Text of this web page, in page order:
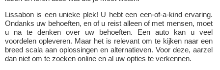
Lissabon is een unieke plek! U hebt een een-of-a-kind ervaring.
Ondanks uw behoeften, en of u reist alleen of met mensen, moet
u na te denken over uw behoeften. Een auto kan u veel
voordelen opleveren. Maar het is relevant om te kijken naar een
breed scala aan oplossingen en alternatieven. Voor deze, aarzel
dan niet om te zoeken online en al uw opties te verkennen.